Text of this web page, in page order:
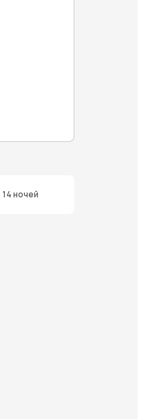
14 ночей